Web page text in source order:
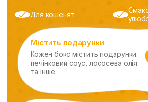
Для кошенят
Містить подарунки
Кожен бокс містить подарунки:
печінковий соус, лососева олія
та інше.